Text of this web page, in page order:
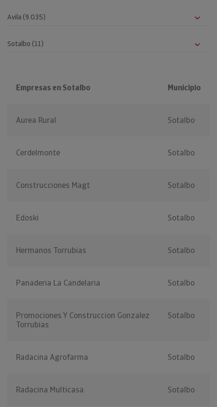
Empresas en Sotalbo Municipio
Aurea Rural Sotalbo
Cerdelmonte Sotalbo
Construcciones Magt Sotalbo
Edoski Sotalbo
Hermanos Torrubias Sotalbo
Panaderia La Candelaria Sotalbo
Promociones Y Construccion Gonzalez
Torrubias
Sotalbo
Radacina Agrofarma Sotalbo
Radacina Multicasa Sotalbo